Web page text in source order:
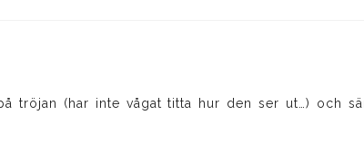
tröjan (har inte vågat titta hur den ser ut…) och